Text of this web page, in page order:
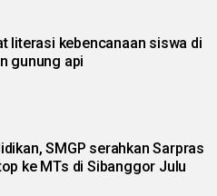
literasi kebencanaan siswa di
gunung api
SMGP serahkan Sarpras
ke MTs di Sibanggor Julu